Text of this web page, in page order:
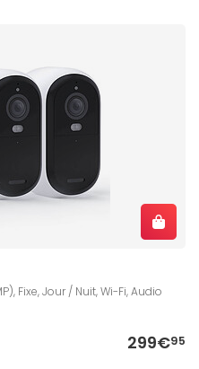
Fixe, Jour / Nuit, Wi-Fi, Audio
299€95